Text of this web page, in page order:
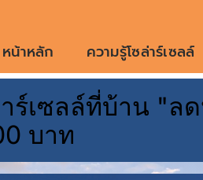
หน้าหลัก ความรู้โซล่าร์เซลล์
Solar
1
ร์เซลล์ที่บ้าน "ล
บาท